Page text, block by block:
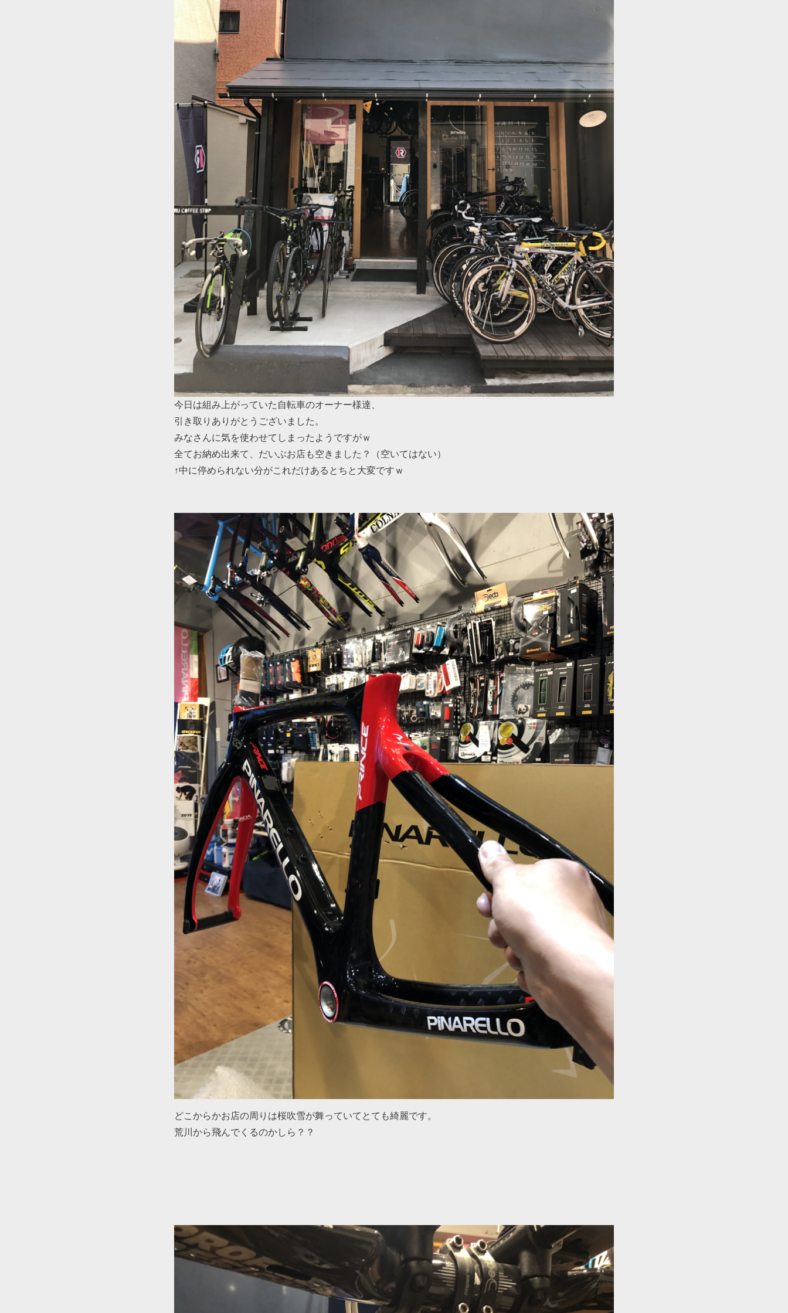
今日は組み上がっていた自転車のオーナー様達、
引き取りありがとうございました。
みなさんに気を使わせてしまったようですがｗ
全てお納め出来て、だいぶお店も空きました？（空いてはない）
↑中に停められない分がこれだけあるとちと大変ですｗ
どこからかお店の周りは桜吹雪が舞っていてとても綺麗です。
荒川から飛んでくるのかしら？？